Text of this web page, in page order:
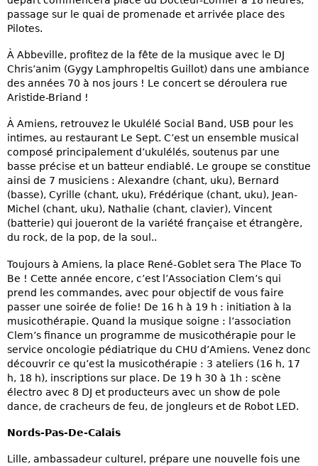
passage sur le quai de promenade et arrivée place des
Pilotes.
À Abbeville, profitez de la fête de la musique avec le DJ
Chris’anim (Gygy Lamphropeltis Guillot) dans une ambiance
des années 70 à nos jours ! Le concert se déroulera rue
Aristide-Briand !
À Amiens, retrouvez le Ukulélé Social Band, USB pour les
intimes, au restaurant Le Sept. C’est un ensemble musical
composé principalement d’ukulélés, soutenus par une
basse précise et un batteur endiablé. Le groupe se constitue
ainsi de 7 musiciens : Alexandre (chant, uku), Bernard
(basse), Cyrille (chant, uku), Frédérique (chant, uku), Jean-
Michel (chant, uku), Nathalie (chant, clavier), Vincent
(batterie) qui joueront de la variété française et étrangère,
du rock, de la pop, de la soul..
Toujours à Amiens, la place René-Goblet sera The Place To
Be ! Cette année encore, c’est l’Association Clem’s qui
prend les commandes, avec pour objectif de vous faire
passer une soirée de folie! De 16 h à 19 h : initiation à la
musicothérapie. Quand la musique soigne : l’association
Clem’s finance un programme de musicothérapie pour le
service oncologie pédiatrique du CHU d’Amiens. Venez donc
découvrir ce qu’est la musicothérapie : 3 ateliers (16 h, 17
h, 18 h), inscriptions sur place. De 19 h 30 à 1h : scène
électro avec 8 DJ et producteurs avec un show de pole
dance, de cracheurs de feu, de jongleurs et de Robot LED.
Nords-Pas-De-Calais
Lille, ambassadeur culturel, prépare une nouvelle fois une